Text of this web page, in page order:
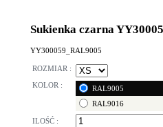
Sukienka czarna
YY300059_RAL9005
ROZMIAR :
KOLOR :
RAL9005
RAL9016
ILOŚĆ :